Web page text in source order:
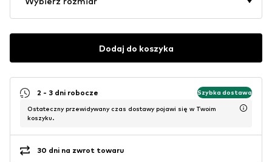
Dodaj do koszyka
2 - 3 dni robocze Szybka dostawa
Ostateczny przewidywany czas dostawy pojawi się w Twoim
koszyku.
30 dni na zwrot towaru